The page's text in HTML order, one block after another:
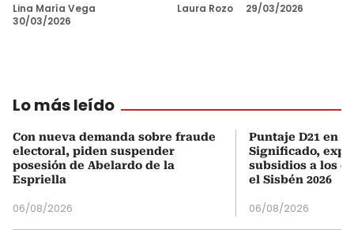
Lina María Vega
30/03/2026
Laura Rozo 29/03/2026
Lo más leído
Con nueva demanda sobre fraude
electoral, piden suspender
posesión de Abelardo de la
Espriella
06/08/2026
Puntaje D21 en
Significado,
subsidios a los
el Sisbén 2026
06/08/2026